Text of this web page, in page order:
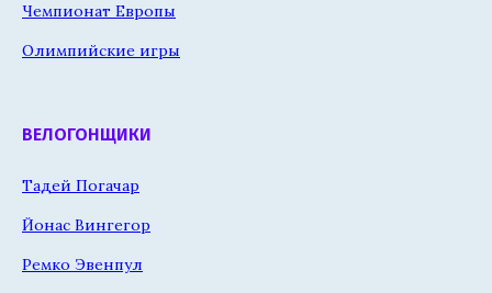
Чемпионат Европы
Олимпийские игры
ВЕЛОГОНЩИКИ
Тадей Погачар
Йонас Вингегор
Ремко Эвенпул